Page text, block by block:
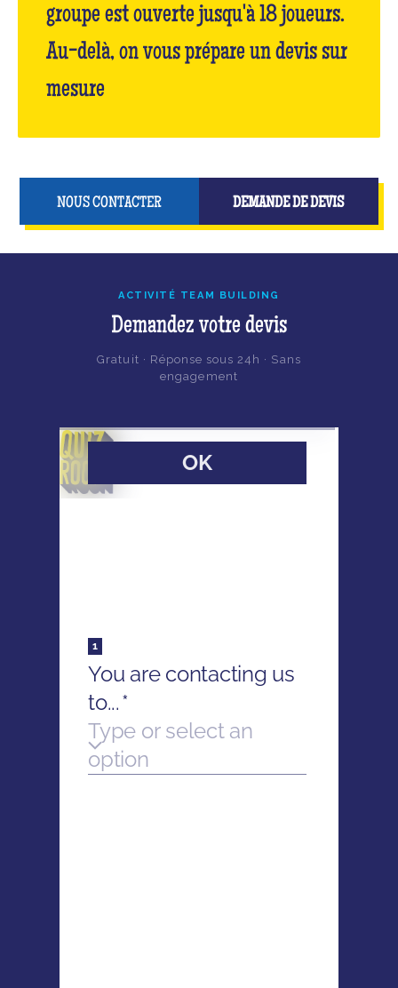
groupe est ouverte jusqu'à 18 joueurs.
Au-delà, on vous prépare un devis sur
mesure
NOUS CONTACTER DEMANDE DE DEVIS
ACTIVITÉ TEAM BUILDING
Demandez votre devis
Gratuit · Réponse sous 24h · Sans
engagement